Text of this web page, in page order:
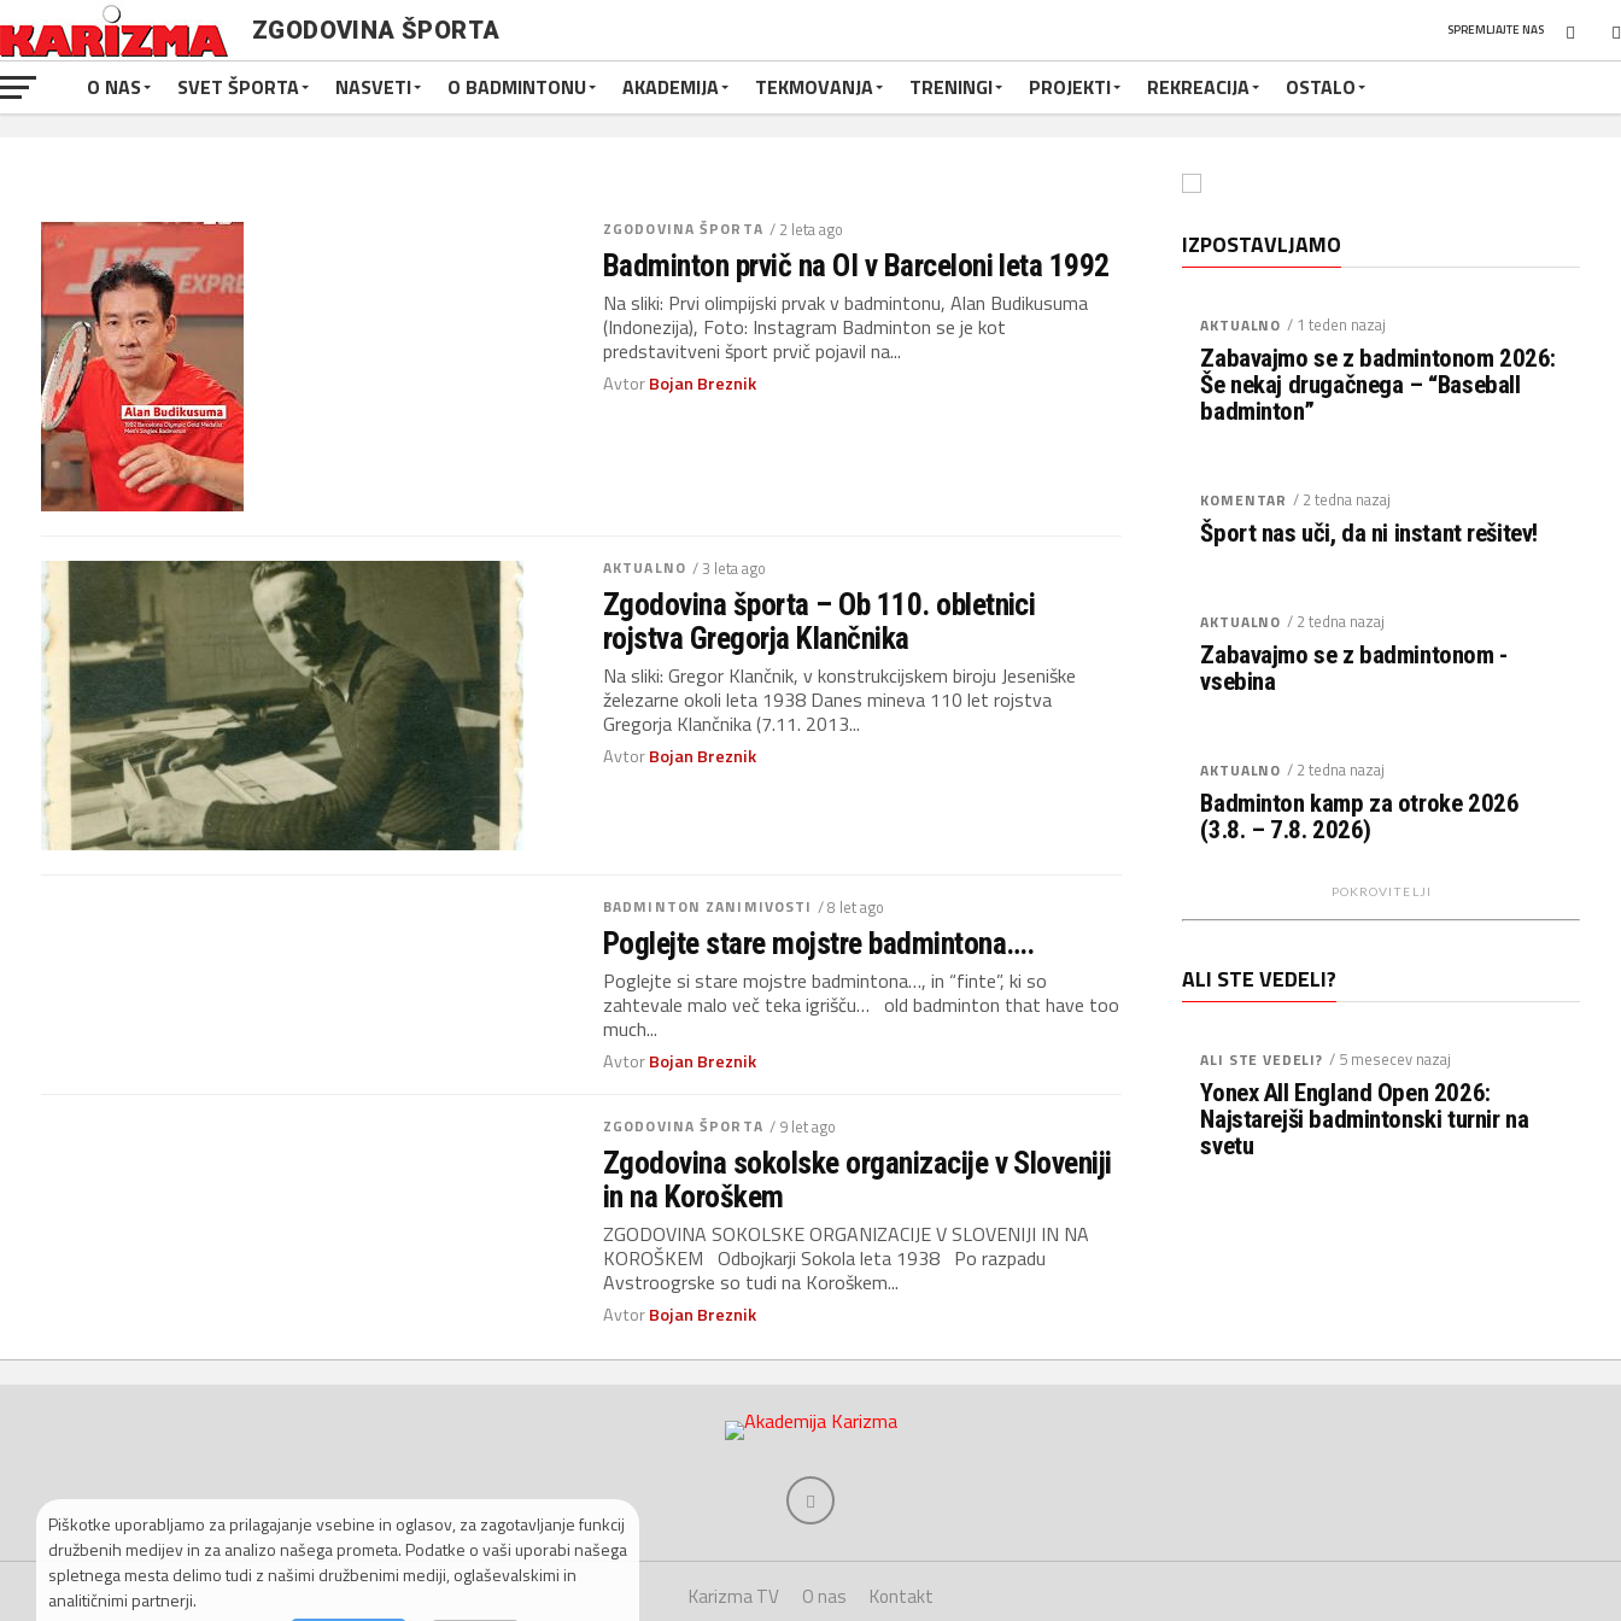
ZGODOVINA ŠPORTA SPREMLJAJTE NAS
O NAS SVET ŠPORTA NASVETI O BADMINTONU AKADEMIJA TEKMOVANJA TRENINGI PROJEKTI REKREACIJA OSTALO
ZGODOVINA ŠPORTA / 2 leta ago
Badminton prvič na OI v Barceloni leta 1992
Na sliki: Prvi olimpijski prvak v badmintonu, Alan Budikusuma
(Indonezija), Foto: Instagram Badminton se je kot
predstavitveni šport prvič pojavil na...
AvtorBojan Breznik
AKTUALNO / 3 leta ago
Zgodovina športa – Ob 110. obletnici
rojstva Gregorja Klančnika
Na sliki: Gregor Klančnik, v konstrukcijskem biroju Jeseniške
železarne okoli leta 1938 Danes mineva 110 let rojstva
Gregorja Klančnika (7.11. 2013...
AvtorBojan Breznik
BADMINTON ZANIMIVOSTI / 8 let ago
Poglejte stare mojstre badmintona….
Poglejte si stare mojstre badmintona…, in “finte”, ki so
zahtevale malo več teka igrišču… old badminton that have too
much...
AvtorBojan Breznik
ZGODOVINA ŠPORTA / 9 let ago
Zgodovina sokolske organizacije v Sloveniji
in na Koroškem
ZGODOVINA SOKOLSKE ORGANIZACIJE V SLOVENIJI IN NA
KOROŠKEM Odbojkarji Sokola leta 1938 Po razpadu
Avstroogrske so tudi na Koroškem...
AvtorBojan Breznik
IZPOSTAVLJAMO
AKTUALNO / 1 teden nazaj
Zabavajmo se z badmintonom 2026:
Še nekaj drugačnega – “Baseball
badminton”
KOMENTAR / 2 tedna nazaj
Šport nas uči, da ni instant rešitev!
AKTUALNO / 2 tedna nazaj
Zabavajmo se z badmintonom -
vsebina
AKTUALNO / 2 tedna nazaj
Badminton kamp za otroke 2026
(3.8. – 7.8. 2026)
POKROVITELJI
ALI STE VEDELI?
ALI STE VEDELI? / 5 mesecev nazaj
Yonex All England Open 2026:
Najstarejši badmintonski turnir na
svetu
Karizma TV O nas Kontakt
Piškotke uporabljamo za prilagajanje vsebine in oglasov, za zagotavljanje funkcij
družbenih medijev in za analizo našega prometa. Podatke o vaši uporabi našega
spletnega mesta delimo tudi z našimi družbenimi mediji, oglaševalskimi in
analitičnimi partnerji.